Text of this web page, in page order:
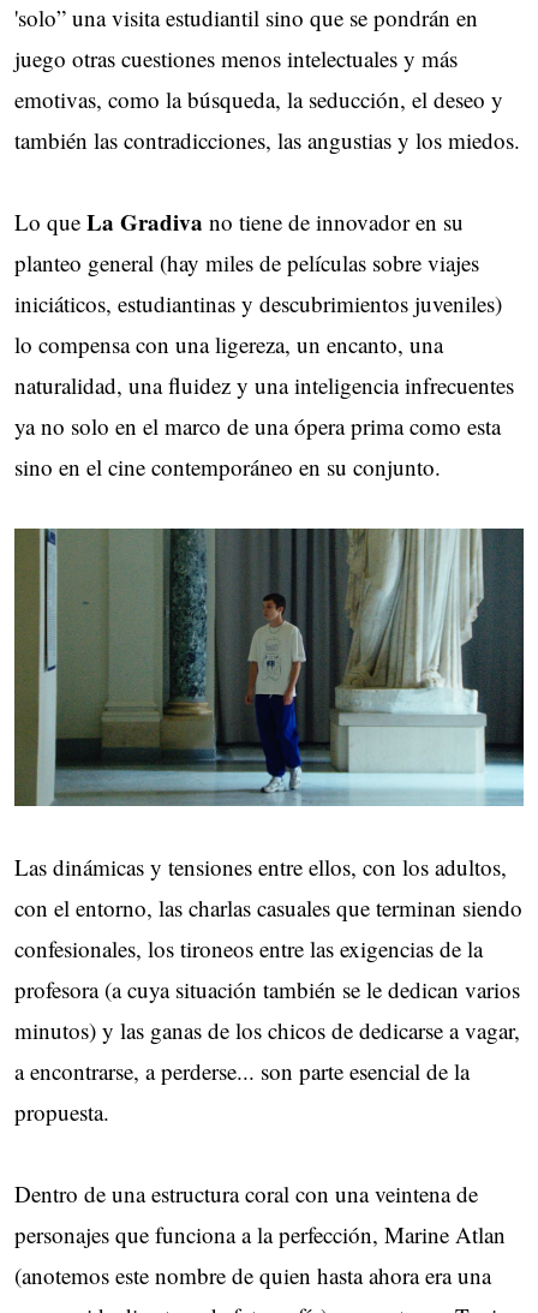
'solo” una visita estudiantil sino que se pondrán en
juego otras cuestiones menos intelectuales y más
emotivas, como la búsqueda, la seducción, el deseo y
también las contradicciones, las angustias y los miedos.
Lo que La Gradiva no tiene de innovador en su
planteo general (hay miles de películas sobre viajes
iniciáticos, estudiantinas y descubrimientos juveniles)
lo compensa con una ligereza, un encanto, una
naturalidad, una fluidez y una inteligencia infrecuentes
ya no solo en el marco de una ópera prima como esta
sino en el cine contemporáneo en su conjunto.
Las dinámicas y tensiones entre ellos, con los adultos,
con el entorno, las charlas casuales que terminan siendo
confesionales, los tironeos entre las exigencias de la
profesora (a cuya situación también se le dedican varios
minutos) y las ganas de los chicos de dedicarse a vagar,
a encontrarse, a perderse... son parte esencial de la
propuesta.
Dentro de una estructura coral con una veintena de
personajes que funciona a la perfección, Marine Atlan
(anotemos este nombre de quien hasta ahora era una